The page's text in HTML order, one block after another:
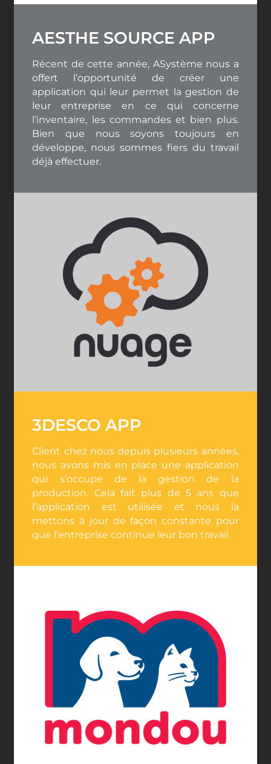
AESTHE SOURCE APP
Récent de cette année, ASystème nous a
offert l’opportunité de créer une
application qui leur permet la gestion de
leur entreprise en ce qui concerne
l’inventaire, les commandes et bien plus.
Bien que nous soyons toujours en
développe, nous sommes fiers du travail
déjà effectuer.
3DESCO APP
Client chez nous depuis plusieurs années,
nous avons mis en place une application
qui s’occupe de la gestion de la
production. Cela fait plus de 5 ans que
l’application est utilisée et nous la
mettons à jour de façon constante pour
que l’entreprise continue leur bon travail.